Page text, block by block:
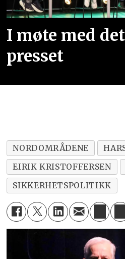
I møte med
presset
NORDOMRÅDENE
EIRIK KRISTOFFERSEN
SIKKERHETSPOLITIKK